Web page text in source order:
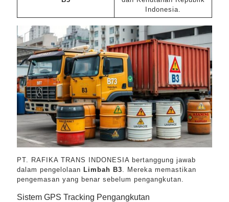
Indonesia.
PT. RAFIKA TRANS INDONESIA bertanggung jawab
dalam pengelolaan Limbah B3. Mereka memastikan
pengemasan yang benar sebelum pengangkutan.
Sistem GPS Tracking Pengangkutan